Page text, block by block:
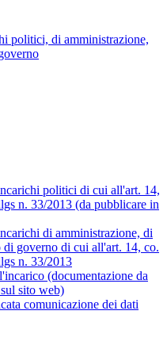
politici, di amministrazione,
politici di cui all'art. 14,
n. 33/2013 (da pubblicare in
di amministrazione, di
di governo di cui all'art. 14, co.
n. 33/2013
(documentazione da
sito web)
comunicazione dei dati